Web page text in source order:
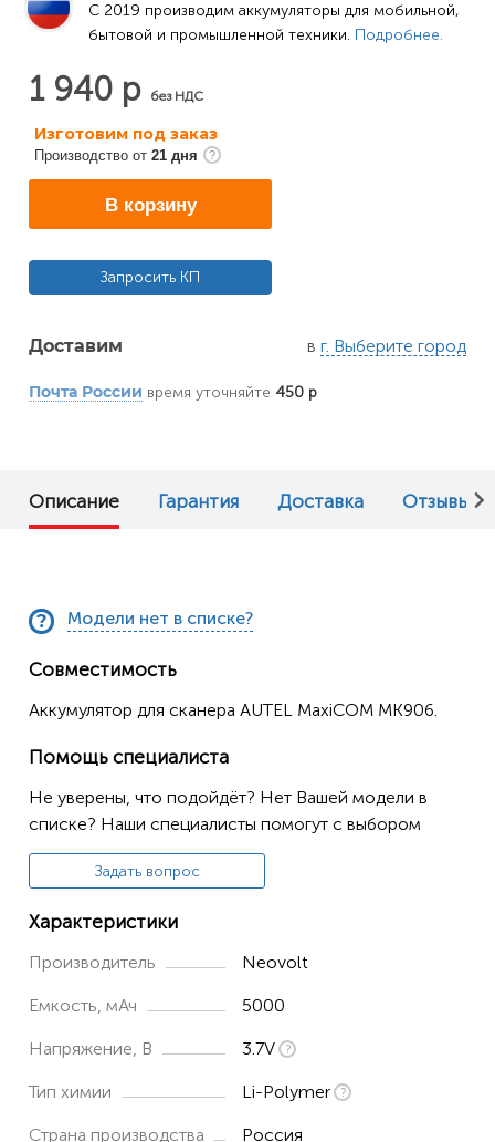
C 2019 производим аккумуляторы для мобильной,
бытовой и промышленной техники. Подробнее.
1 940 р без НДС
Изготовим под заказ
Производство от 21 дня
В корзину
Запросить КП
Доставим в г. Выберите город
Почта России время уточняйте 450 р
Описание Гарантия Доставка Отзывы (0)
Модели нет в списке?
Совместимость
Аккумулятор для сканера AUTEL MaxiCOM MK906.
Помощь специалиста
Не уверены, что подойдёт? Нет Вашей модели в
списке? Наши специалисты помогут с выбором
Задать вопрос
Характеристики
Производитель Neovolt
Емкость, мАч 5000
Напряжение, В 3.7V
Тип химии Li-Polymer
Страна производства Россия